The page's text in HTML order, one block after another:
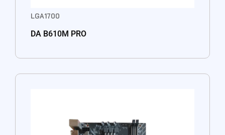
LGA1700
DA B610M PRO